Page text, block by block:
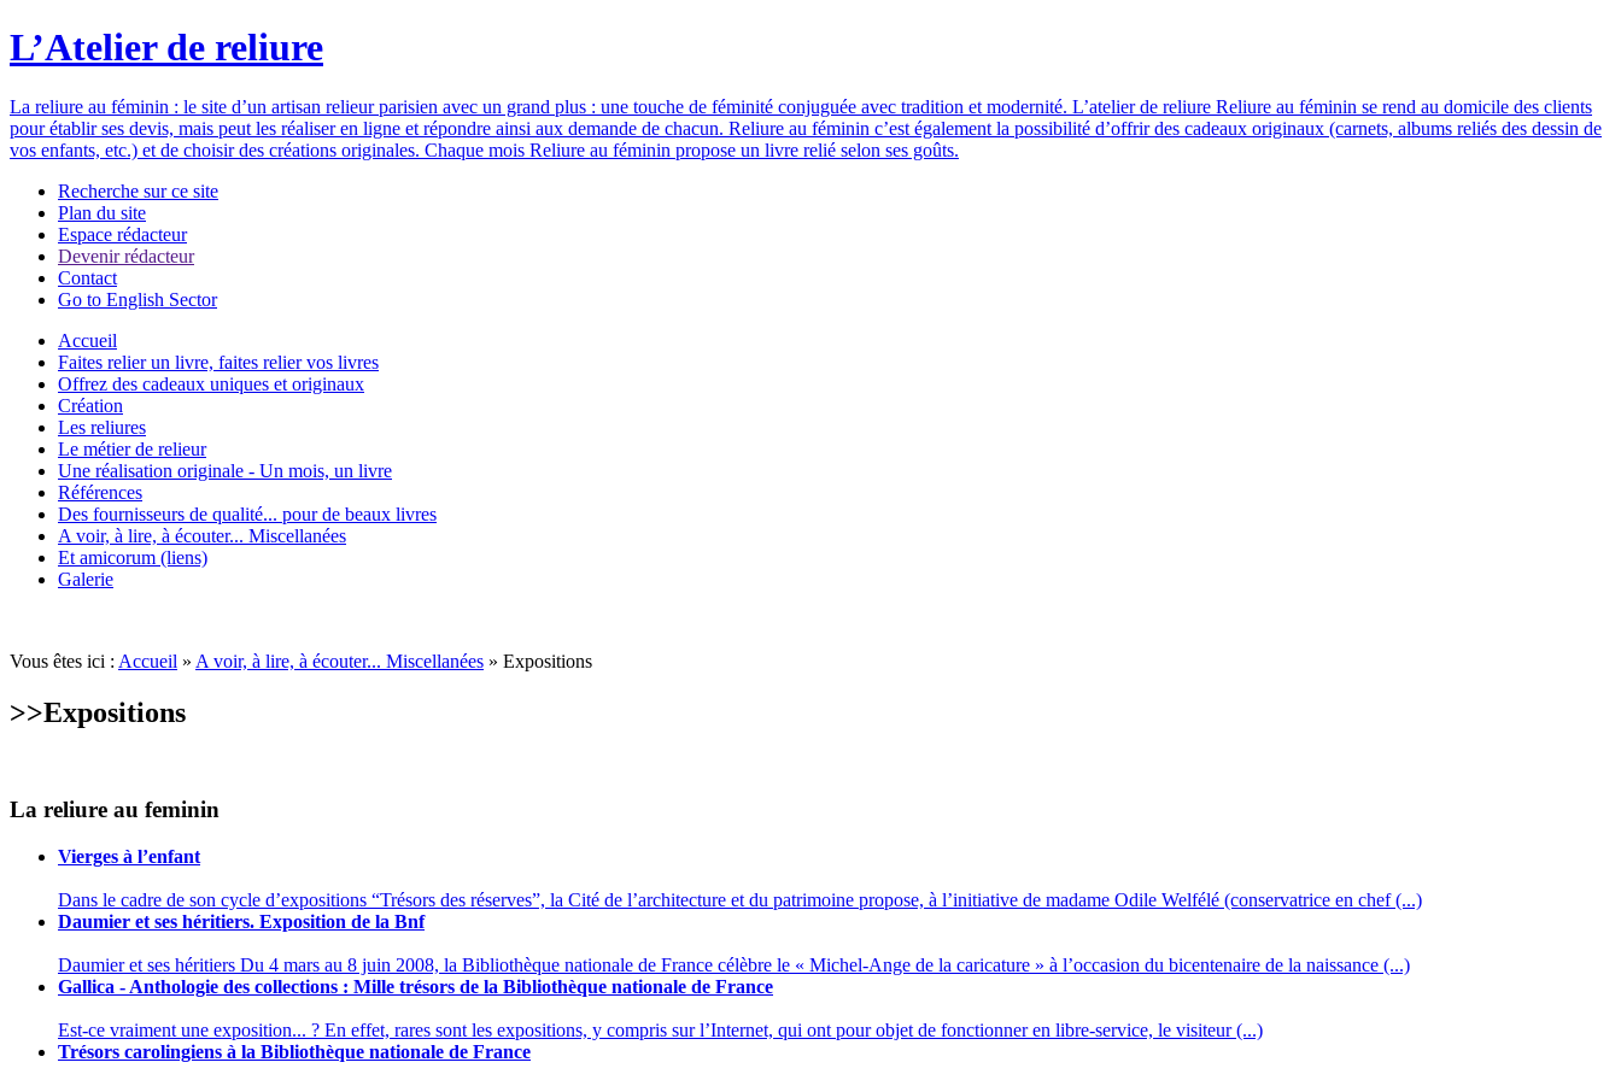
L’Atelier de reliure
La reliure au féminin : le site d’un artisan relieur parisien avec un grand plus : une touche de féminité conjuguée avec tradition et modernité. L’atelier de reliure Reliure au féminin se rend au domicile des clients
pour établir ses devis, mais peut les réaliser en ligne et répondre ainsi aux demande de chacun. Reliure au féminin c’est également la possibilité d’offrir des cadeaux originaux (carnets, albums reliés des dessin de
vos enfants, etc.) et de choisir des créations originales. Chaque mois Reliure au féminin propose un livre relié selon ses goûts.
Recherche sur ce site
Plan du site
Espace rédacteur
Devenir rédacteur
Contact
Go to English Sector
Accueil
Faites relier un livre, faites relier vos livres
Offrez des cadeaux uniques et originaux
Création
Les reliures
Le métier de relieur
Une réalisation originale - Un mois, un livre
Références
Des fournisseurs de qualité... pour de beaux livres
A voir, à lire, à écouter... Miscellanées
Et amicorum (liens)
Galerie
Vous êtes ici : Accueil » A voir, à lire, à écouter... Miscellanées » Expositions
>>Expositions
La reliure au feminin
Vierges à l’enfant
Dans le cadre de son cycle d’expositions “Trésors des réserves”, la Cité de l’architecture et du patrimoine propose, à l’initiative de madame Odile Welfélé (conservatrice en chef (...)
Daumier et ses héritiers. Exposition de la Bnf
Daumier et ses héritiers Du 4 mars au 8 juin 2008, la Bibliothèque nationale de France célèbre le « Michel-Ange de la caricature » à l’occasion du bicentenaire de la naissance (...)
Gallica - Anthologie des collections : Mille trésors de la Bibliothèque nationale de France
Est-ce vraiment une exposition... ? En effet, rares sont les expositions, y compris sur l’Internet, qui ont pour objet de fonctionner en libre-service, le visiteur (...)
Trésors carolingiens à la Bibliothèque nationale de France